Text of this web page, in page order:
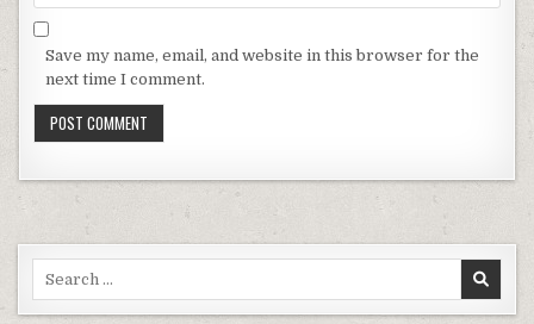
Save my name, email, and website in this browser for the
next time I comment.
Search for: